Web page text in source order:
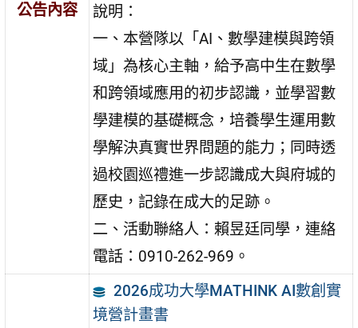
公告內容
說明：
一、本營隊以「AI、數學建模與跨領
域」為核心主軸，給予高中生在數學
和跨領域應用的初步認識，並學習數
學建模的基礎概念，培養學生運用數
學解決真實世界問題的能力；同時透
過校園巡禮進一步認識成大與府城的
歷史，記錄在成大的足跡。
二、活動聯絡人：賴昱廷同學，連絡
電話：0910-262-969。
2026成功大學MATHINK AI數創實
境營計畫書